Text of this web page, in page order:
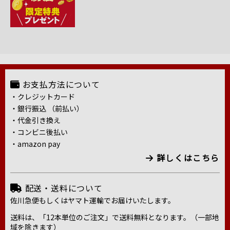
お支払方法について
・クレジットカード
・銀行振込 （前払い）
・代金引き換え
・コンビニ後払い
・amazon pay
詳しくはこちら
配送・送料について
佐川急便もしくはヤマト運輸でお届けいたします。
送料は、「12本単位のご注文」で送料無料となります。（一部地
域を除きます）